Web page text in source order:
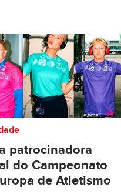
patrocinadora
do Campeonato
de Atletismo